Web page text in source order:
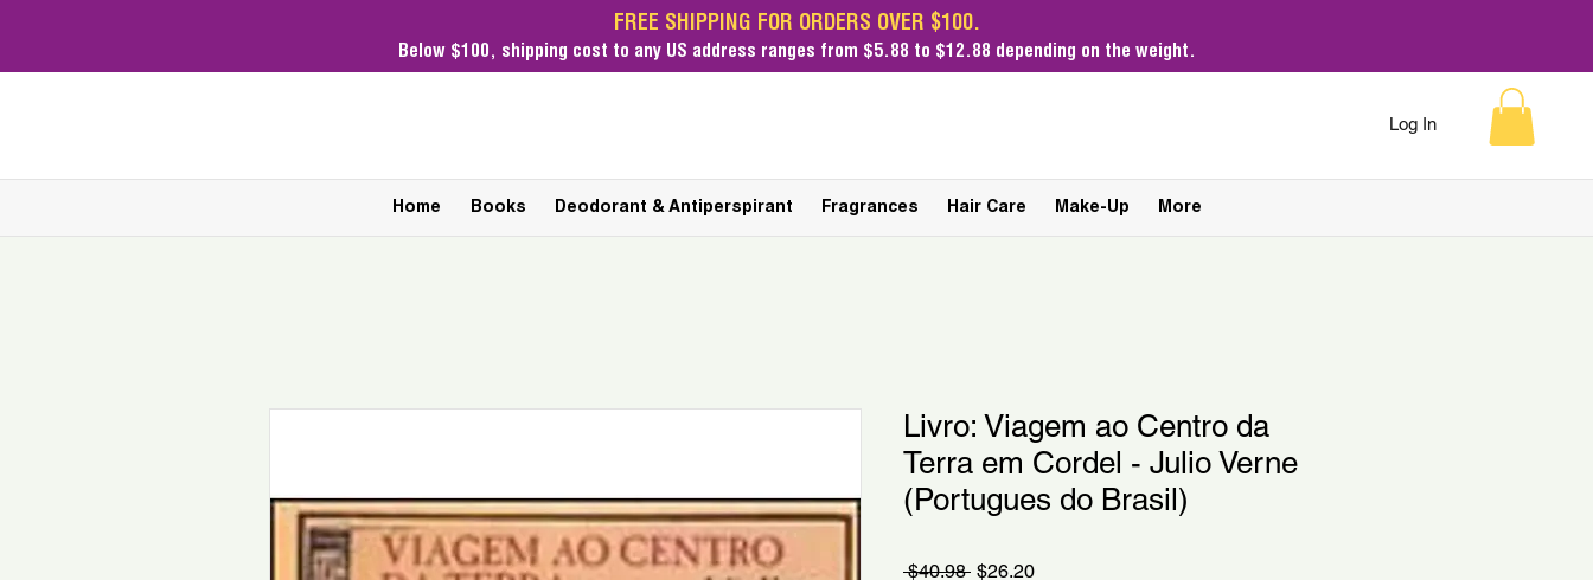
FREE SHIPPING FOR ORDERS OVER $100.
Below $100, shipping cost to any US address ranges from $5.88 to $12.88 depending on the weight.
Log In
Home Books Deodorant & Antiperspirant Fragrances Hair Care Make-Up More
Livro: Viagem ao Centro da
Terra em Cordel - Julio Verne
(Portugues do Brasil)
$40.98 Regular
$26.20Sale